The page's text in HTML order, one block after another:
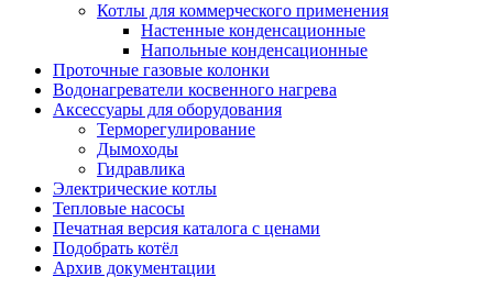
Котлы для коммерческого применения
Настенные конденсационные
Напольные конденсационные
Проточные газовые колонки
Водонагреватели косвенного нагрева
Аксессуары для оборудования
Терморегулирование
Дымоходы
Гидравлика
Электрические котлы
Тепловые насосы
Печатная версия каталога с ценами
Подобрать котёл
Архив документации